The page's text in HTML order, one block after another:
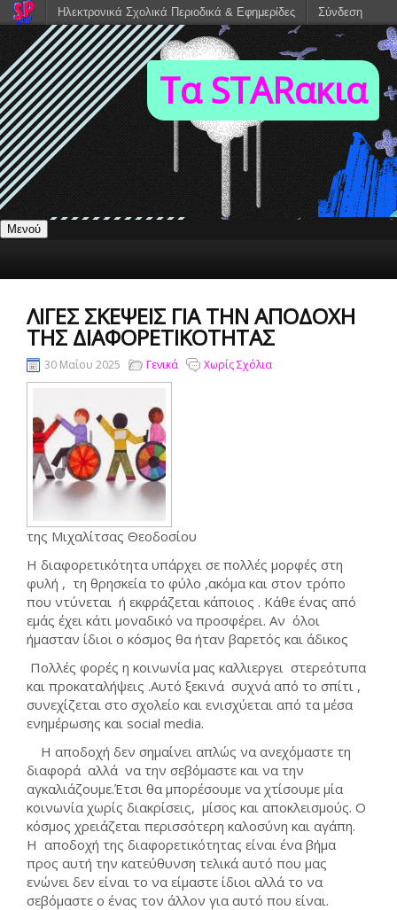
Τα STARακια
Μενού
ΛΊΓΕΣ ΣΚΈΨΕΙΣ ΓΙΑ ΤΗΝ ΑΠΟΔΟΧΉ
ΤΗΣ ΔΙΑΦΟΡΕΤΙΚΌΤΗΤΑΣ
30 Μαΐου 2025 Γενικά Χωρίς Σχόλια
της Μιχαλίτσας Θεοδοσίου
Η διαφορετικότητα υπάρχει σε πολλές μορφές στη
φυλή , τη θρησκεία το φύλο ,ακόμα και στον τρόπο
που ντύνεται ή εκφράζεται κάποιος . Κάθε ένας από
εμάς έχει κάτι μοναδικό να προσφέρει. Αν όλοι
ήμασταν ίδιοι ο κόσμος θα ήταν βαρετός και άδικος
Πολλές φορές η κοινωνία μας καλλιεργει στερεότυπα
και προκαταλήψεις .Αυτό ξεκινά συχνά από το σπίτι ,
συνεχίζεται στο σχολείο και ενισχύεται από τα μέσα
ενημέρωσης και social media.
Η αποδοχή δεν σημαίνει απλώς να ανεχόμαστε τη
διαφορά αλλά να την σεβόμαστε και να την
αγκαλιάζουμε.Έτσι θα μπορέσουμε να χτίσουμε μία
κοινωνία χωρίς διακρίσεις, μίσος και αποκλεισμούς. Ο
κόσμος χρειάζεται περισσότερη καλοσύνη και αγάπη.
Η αποδοχή της διαφορετικότητας είναι ένα βήμα
προς αυτή την κατεύθυνση τελικά αυτό που μας
ενώνει δεν είναι το να είμαστε ίδιοι αλλά το να
σεβόμαστε ο ένας τον άλλον για αυτό που είναι.
Ηλεκτρονικά Σχολικά Περιοδικά & Εφημερίδες Σύνδεση